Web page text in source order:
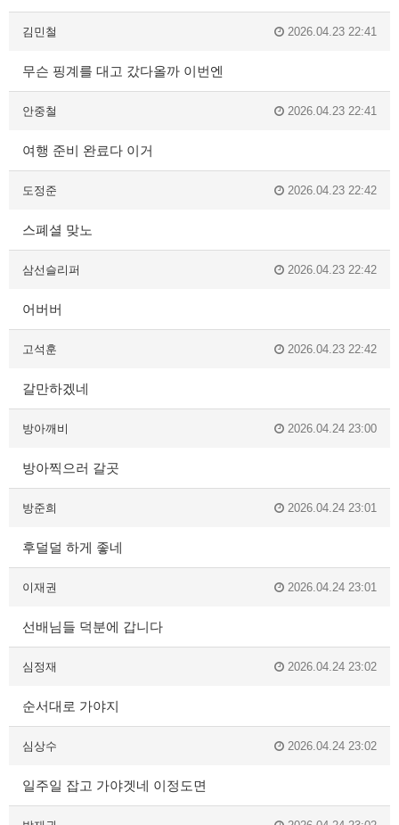
김민철 2026.04.23 22:41
무슨 핑계를 대고 갔다올까 이번엔
안중철 2026.04.23 22:41
여행 준비 완료다 이거
도정준 2026.04.23 22:42
스폐셜 맞노
삼선슬리퍼 2026.04.23 22:42
어버버
고석훈 2026.04.23 22:42
갈만하겠네
방아깨비 2026.04.24 23:00
방아찍으러 갈곳
방준희 2026.04.24 23:01
후덜덜 하게 좋네
이재권 2026.04.24 23:01
선배님들 덕분에 갑니다
심정재 2026.04.24 23:02
순서대로 가야지
심상수 2026.04.24 23:02
일주일 잡고 가야겟네 이정도면